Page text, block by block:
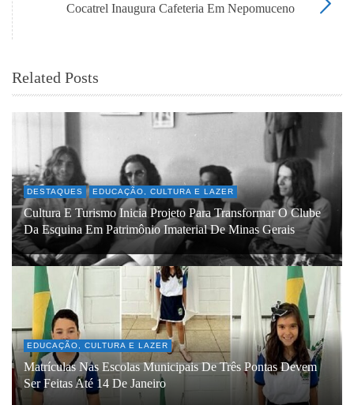
Cocatrel Inaugura Cafeteria Em Nepomuceno
Related Posts
DESTAQUES EDUCAÇÃO, CULTURA E LAZER
Cultura E Turismo Inicia Projeto Para Transformar O Clube
Da Esquina Em Patrimônio Imaterial De Minas Gerais
EDUCAÇÃO, CULTURA E LAZER
Matrículas Nas Escolas Municipais De Três Pontas Devem
Ser Feitas Até 14 De Janeiro